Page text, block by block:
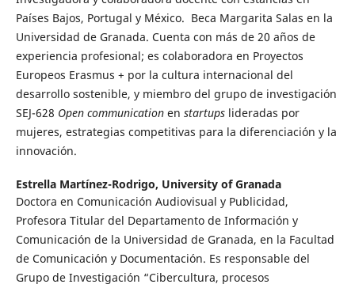
Países Bajos, Portugal y México. Beca Margarita Salas en la
Universidad de Granada. Cuenta con más de 20 años de
experiencia profesional; es colaboradora en Proyectos
Europeos Erasmus + por la cultura internacional del
desarrollo sostenible, y miembro del grupo de investigación
SEJ-628 Open communicationen startupslideradas por
mujeres, estrategias competitivas para la diferenciación y la
innovación.
Estrella Martínez-Rodrigo, University of Granada
Doctora en Comunicación Audiovisual y Publicidad,
Profesora Titular del Departamento de Información y
Comunicación de la Universidad de Granada, en la Facultad
de Comunicación y Documentación. Es responsable del
Grupo de Investigación “Cibercultura, procesos